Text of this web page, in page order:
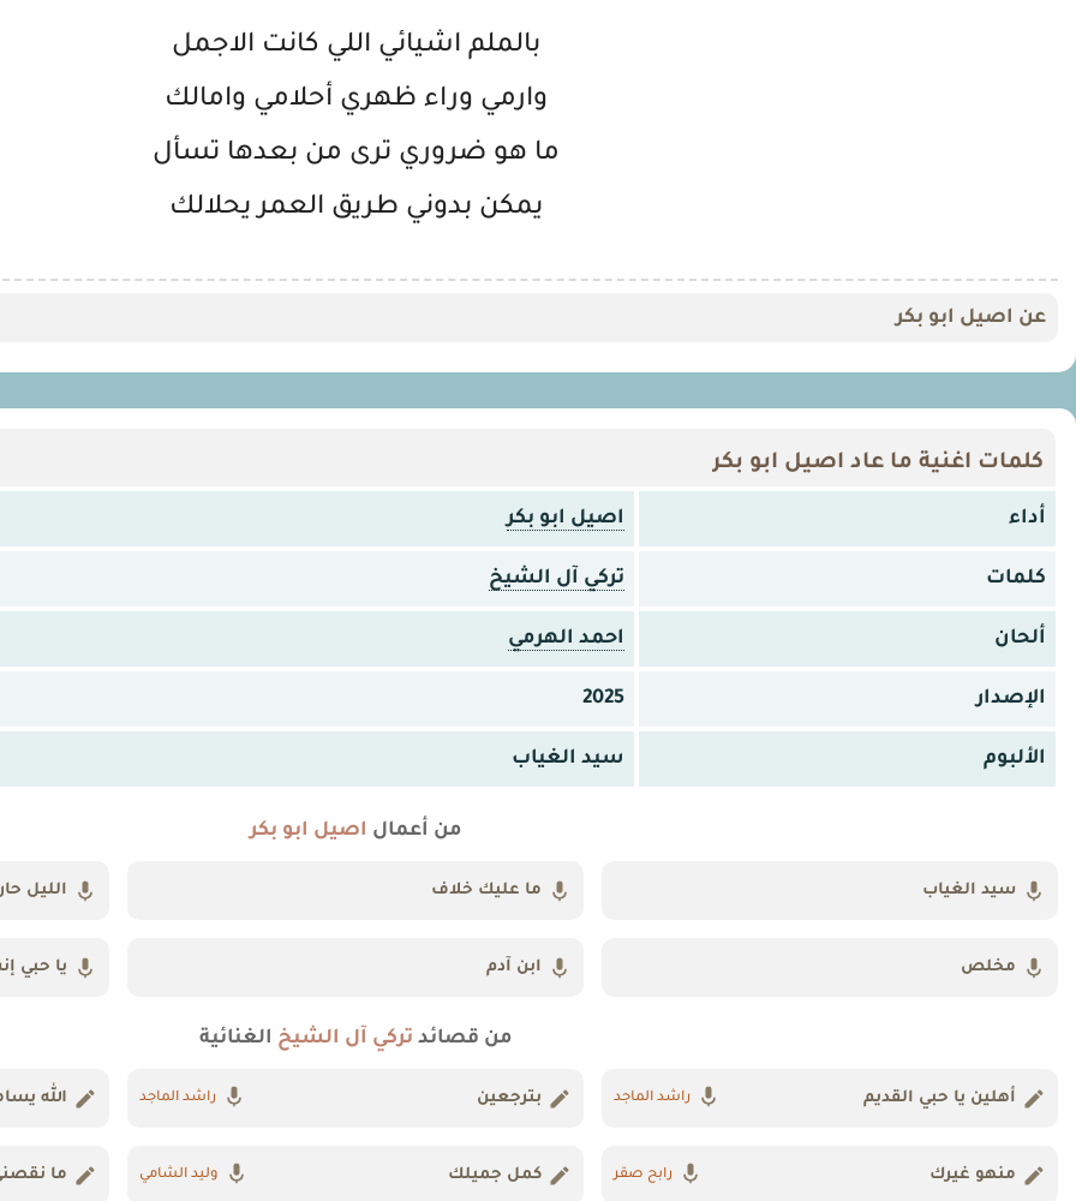
بالملم اشيائي اللي كانت الاجمل
وارمي وراء ظهري أحلامي وامالك
ما هو ضروري ترى من بعدها تسأل
يمكن بدوني طريق العمر يحلالك
عن اصيل ابو بكر
كلمات اغنية ما عاد اصيل ابو بكر
أداء اصيل ابو بكر
كلمات تركي آل الشيخ
ألحان احمد الهرمي
الإصدار 2025
الألبوم سيد الغياب
من أعمال اصيل ابو بكر
سيد الغياب ما عليك خلاف الليل
مخلص ابن آدم يا حبي
من قصائد تركي آل الشيخ الغنائية
أهلين يا حبي القديم راشد الماجد بترجعين راشد الماجد الله
منهو غيرك رابح صقر كمل جميلك وليد الشامي ما